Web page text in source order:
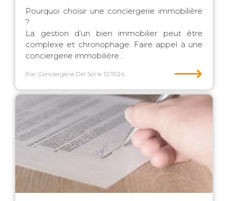
Pourquoi choisir une conciergerie immobilière
?
La gestion d’un bien immobilier peut être
complexe et chronophage. Faire appel à une
conciergerie immobilière...
Par Conciergerie Del Sol le 12/11/24 ⟶